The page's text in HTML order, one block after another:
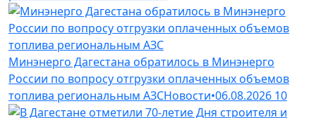
Минэнерго Дагестана обратилось в Минэнерго
России по вопросу отгрузки оплаченных объемов
топлива региональным АЗСНовости•06.08.2026 10